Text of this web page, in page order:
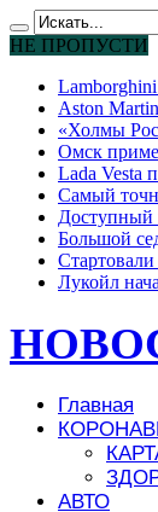
НЕ ПРОПУСТИ
Aston
«Холмы
Омск
Lada Vesta
Самый
Доступный
Большой
Лукойл
Главная
АВТО